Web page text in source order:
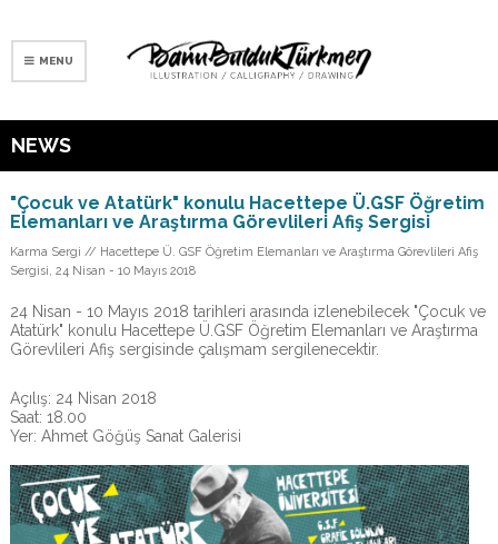
MENU
NEWS
"Çocuk ve Atatürk" konulu Hacettepe Ü.GSF Öğretim
Elemanları ve Araştırma Görevlileri Afiş Sergisi
Karma Sergi // Hacettepe Ü. GSF Öğretim Elemanları ve Araştırma Görevlileri Afiş
Sergisi, 24 Nisan - 10 Mayıs 2018
24 Nisan - 10 Mayıs 2018 tarihleri arasında izlenebilecek "Çocuk ve
Atatürk" konulu Hacettepe Ü.GSF Öğretim Elemanları ve Araştırma
Görevlileri Afiş sergisinde çalışmam sergilenecektir.
Açılış: 24 Nisan 2018
Saat: 18.00
Yer: Ahmet Göğüş Sanat Galerisi